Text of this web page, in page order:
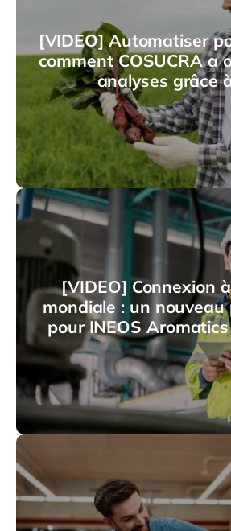
[VIDEO] Automatiser
comment COSUCRA a
analyses grâce
[VIDEO] Connexion
mondiale : un nouveau
pour INEOS